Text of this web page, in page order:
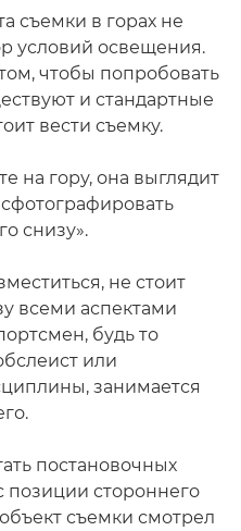
съемки в горах не
условий освещения.
чтобы попробовать
и стандартные
вести съемку.
на гору, она выглядит
снизу».
не стоит
всеми аспектами
будь то
или
занимается
постановочных
позиции стороннего
съемки смотрел